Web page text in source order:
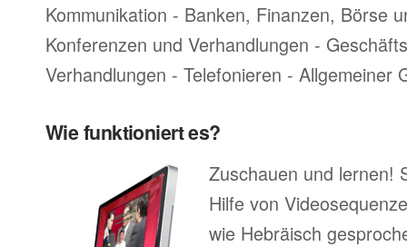
Kommunikation - Banken, Finanzen, Börse
Konferenzen und Verhandlungen -
Verhandlungen - Telefonieren - Allgemeiner
Wie funktioniert es?
Zuschauen und lernen!
Hilfe von
wie Hebräisch